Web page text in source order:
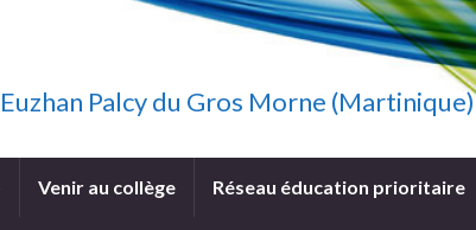
Palcy du Gros Morne (Martinique)
Venir au collège Réseau éducation prioritaire